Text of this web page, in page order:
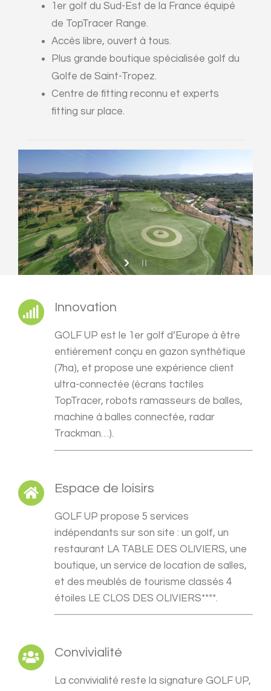
1er golf du Sud-Est de la France équipé
de TopTracer Range.
Accès libre, ouvert à tous.
Plus grande boutique spécialisée golf du
Golfe de Saint-Tropez.
Centre de fitting reconnu et experts
fitting sur place.
Innovation
GOLF UP est le 1er golf d’Europe à être
entièrement conçu en gazon synthétique
(7ha), et propose une expérience client
ultra-connectée (écrans tactiles
TopTracer, robots ramasseurs de balles,
machine à balles connectée, radar
Trackman…).
Espace de loisirs
GOLF UP propose 5 services
indépendants sur son site : un golf, un
restaurant LA TABLE DES OLIVIERS, une
boutique, un service de location de salles,
et des meublés de tourisme classés 4
étoiles LE CLOS DES OLIVIERS****.
Convivialité
La convivialité reste la signature GOLF UP,